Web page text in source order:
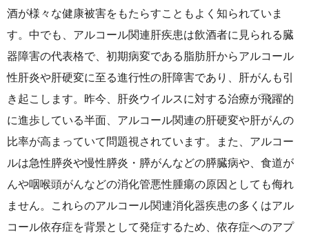
酒が様々な健康被害をもたらすこともよく知られていま
す。中でも、アルコール関連肝疾患は飲酒者に見られる臓
器障害の代表格で、初期病変である脂肪肝からアルコール
性肝炎や肝硬変に至る進行性の肝障害であり、肝がんも引
き起こします。昨今、肝炎ウイルスに対する治療が飛躍的
に進歩している半面、アルコール関連の肝硬変や肝がんの
比率が高まっていて問題視されています。また、アルコー
ルは急性膵炎や慢性膵炎・膵がんなどの膵臓病や、食道が
んや咽喉頭がんなどの消化管悪性腫瘍の原因としても侮れ
ません。これらのアルコール関連消化器疾患の多くはアル
コール依存症を背景として発症するため、依存症へのアプ